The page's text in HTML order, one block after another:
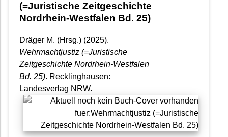
(=Juristische Zeitgeschichte
Nordrhein-Westfalen Bd. 25)
Dräger M. (Hrsg.) (2025).
Wehrmachtjustiz (=Juristische
Zeitgeschichte Nordrhein-Westfalen
Bd. 25). Recklinghausen:
Landesverlag NRW.